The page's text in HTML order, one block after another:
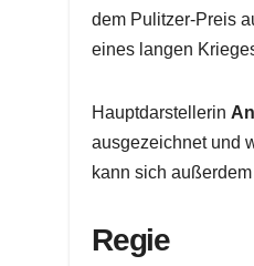
dem Pulitzer-Preis
eines langen
Hauptdarstellerin
ausgezeichnet und
kann sich
Regie